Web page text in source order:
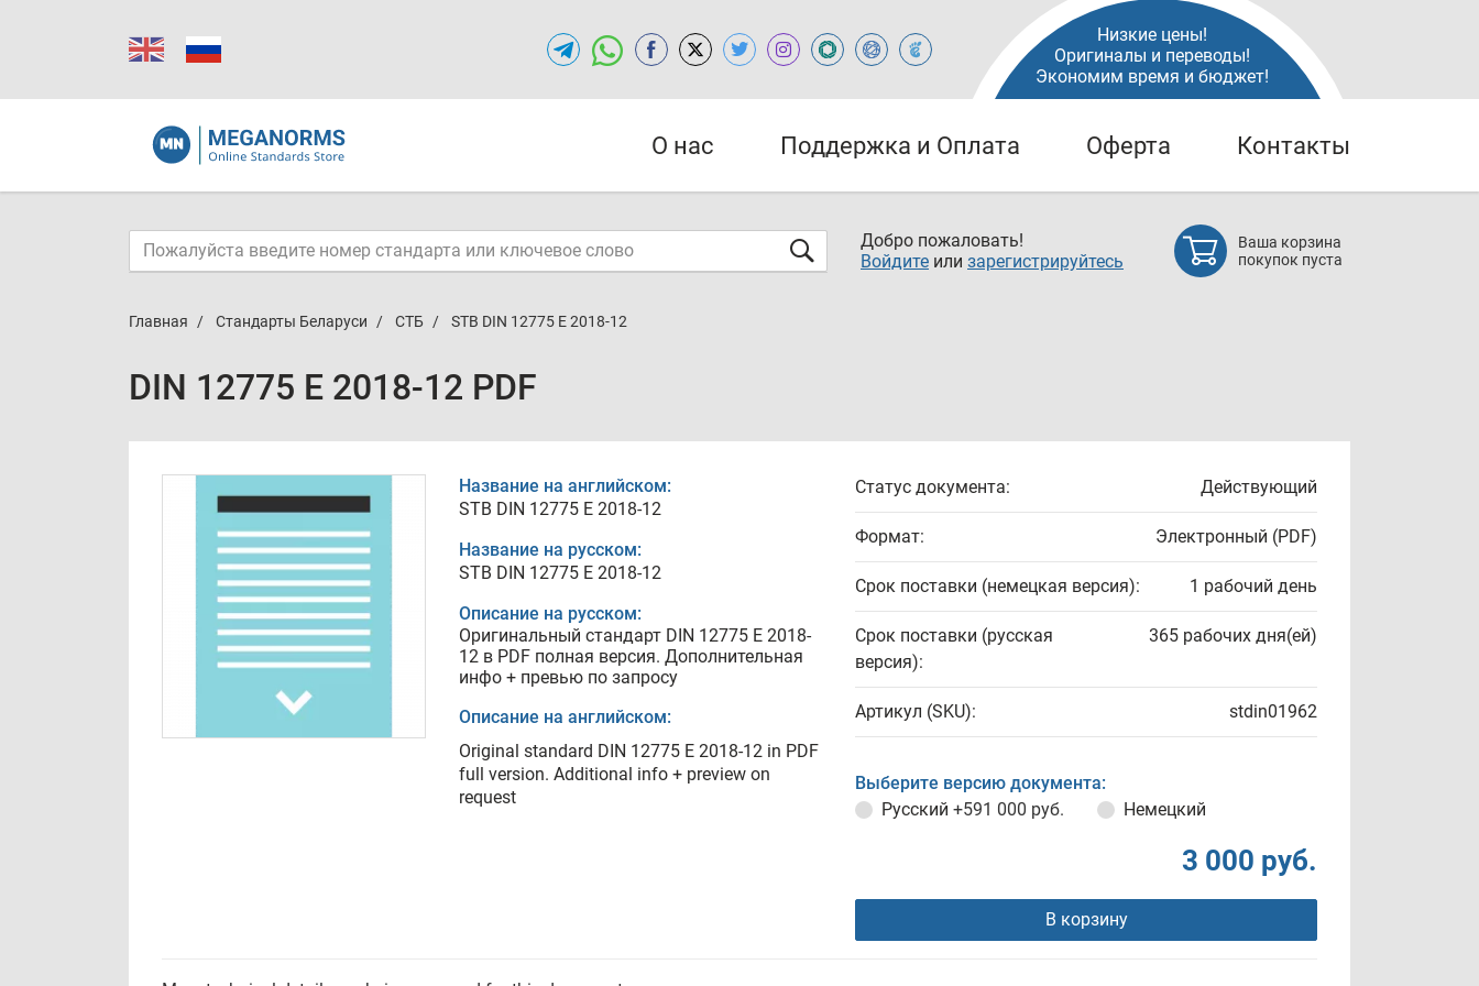
Низкие цены!
Оригиналы и переводы!
Экономим время и бюджет!
О нас Поддержка и Оплата Оферта Контакты
Добро пожаловать!
Войдите или зарегистрируйтесь
Ваша корзина
покупок пуста
Главная Стандарты Беларуси СТБ STB DIN 12775 E 2018-12
DIN 12775 E 2018-12 PDF
Название на английском:
STB DIN 12775 E 2018-12
Название на русском:
STB DIN 12775 E 2018-12
Описание на русском:
Оригинальный стандарт DIN 12775 E 2018-
12 в PDF полная версия. Дополнительная
инфо + превью по запросу
Описание на английском:
Original standard DIN 12775 E 2018-12 in PDF
full version. Additional info + preview on
request
Статус документа: Действующий
Формат: Электронный (PDF)
Срок поставки (немецкая версия): 1 рабочий день
Срок поставки (русская
версия):
365 рабочих дня(ей)
Артикул (SKU): stdin01962
Выберите версию документа:
Русский +591 000 руб. Немецкий
3 000 руб.
В корзину